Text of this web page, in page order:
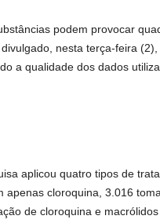
podem provocar
nesta terça-feira
a qualidade dos dados
aplicou quatro tipos de
apenas cloroquina, 3.016
de cloroquina e